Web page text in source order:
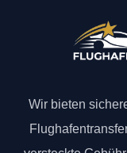
Wir bieten